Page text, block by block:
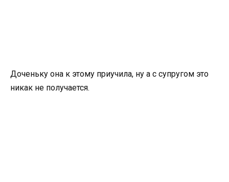
Доченьку она к этому приучила, ну а с супругом это
никак не получается.